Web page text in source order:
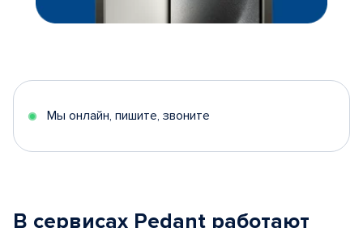
Мы онлайн, пишите, звоните
В сервисах Pedant работают